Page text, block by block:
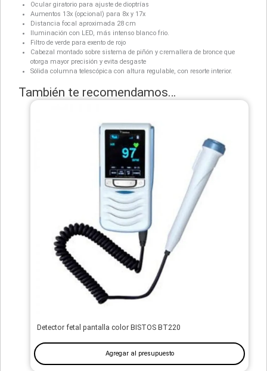
Ocular giratorio para ajuste de dioptrías
Aumentos 13x (opcional) para 8x y 17x
Distancia focal aproximada 28 cm
Iluminación con LED, más intenso blanco frio.
Filtro de verde para exento de rojo
Cabezal montado sobre sistema de piñón y cremallera de bronce que
otorga mayor precisión y evita desgaste
Sólida columna telescópica con altura regulable, con resorte interior.
También te recomendamos…
Detector fetal pantalla color BISTOS BT220
Agregar al presupuesto